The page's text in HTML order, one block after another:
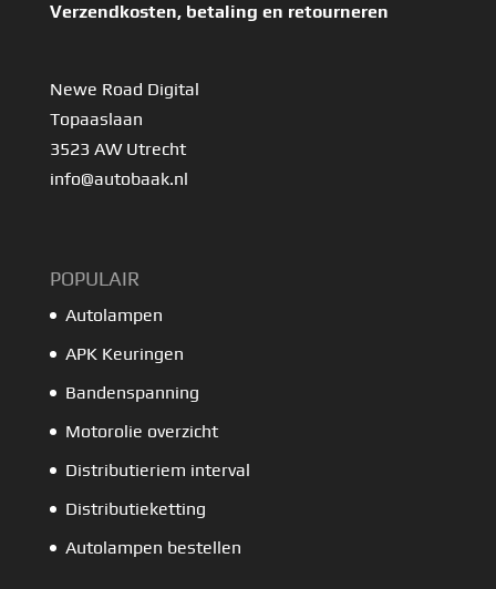
Verzendkosten, betaling en retourneren
Newe Road Digital
Topaaslaan
3523 AW Utrecht
info@autobaak.nl
POPULAIR
Autolampen
APK Keuringen
Bandenspanning
Motorolie overzicht
Distributieriem interval
Distributieketting
Autolampen bestellen